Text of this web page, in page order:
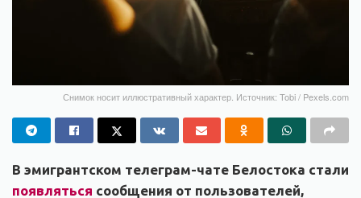
Снимок носит иллюстративный характер. Источник: Tobi / Pexels.com
В эмигрантском телеграм-чате Белостока стали
появляться сообщения от пользователей,